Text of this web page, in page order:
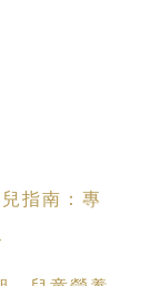
指南：專